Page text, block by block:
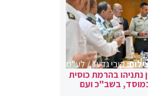
קובי גדעון / לע"מ
בהרמת כוסית
בשב"כ ועם